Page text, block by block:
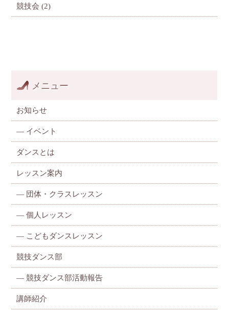
競技会 (2)
メニュー
お知らせ
— イベント
ダンスとは
レッスン案内
— 団体・クラスレッスン
—個人レッスン
— こどもダンスレッスン
競技ダンス部
— 競技ダンス部活動報告
講師紹介